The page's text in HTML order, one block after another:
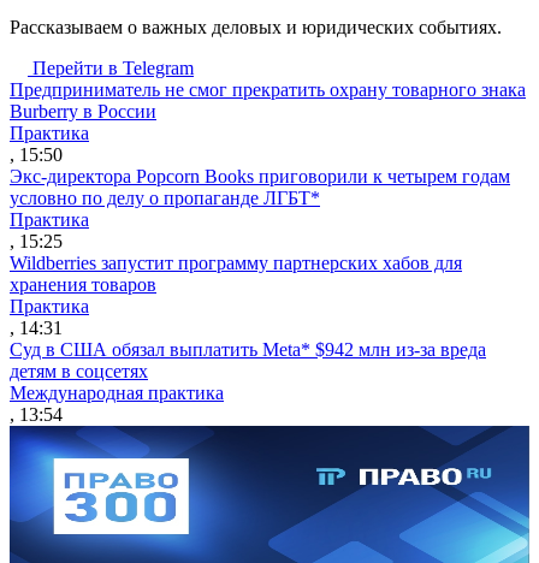
Рассказываем о важных деловых и юридических событиях.
Перейти в Telegram
Предприниматель не смог прекратить охрану товарного знака
Burberry в России
Практика
, 15:50
Экс-директора Popcorn Books приговорили к четырем годам
условно по делу о пропаганде ЛГБТ*
Практика
, 15:25
Wildberries запустит программу партнерских хабов для
хранения товаров
Практика
, 14:31
Суд в США обязал выплатить Meta* $942 млн из-за вреда
детям в соцсетях
Международная практика
, 13:54